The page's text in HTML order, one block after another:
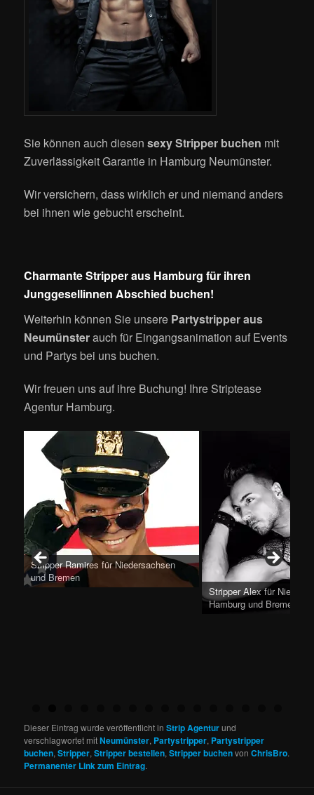
Sie können auch diesensexy Stripper buchen mit
Zuverlässigkeit Garantie in Hamburg Neumünster.
Wir versichern, dass wirklich er und niemand anders
bei ihnen wie gebucht erscheint.
Charmante Stripper aus Hamburg für ihren
Junggesellinnen Abschied buchen!
Weiterhin können Sie unsere Partystripper aus
Neumünsterauch für Eingangsanimation auf Events
und Partys bei uns buchen.
Wir freuen uns auf ihre Buchung! Ihre Striptease
Agentur Hamburg.
Stripper Alex für Niedersachsen,
Dieser Eintrag wurde veröffentlicht inStrip Agenturund
verschlagwortet mitNeumünster, Partystripper, Partystripper
buchen,Stripper,Stripper bestellen,Stripper buchenvonChrisBro.
Permanenter Link zum Eintrag.